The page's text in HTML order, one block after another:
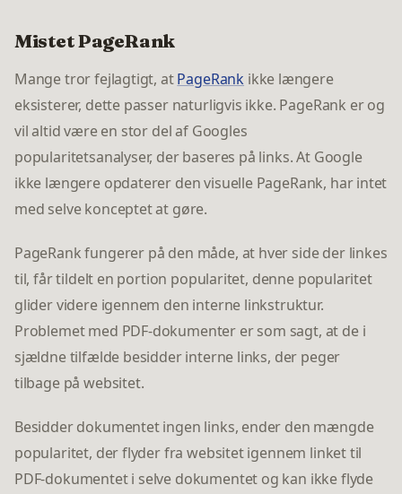
Mistet PageRank
Mange tror fejlagtigt, atPageRank ikke længere
eksisterer, dette passer naturligvis ikke. PageRank er og
vil altid være en stor del af Googles
popularitetsanalyser, der baseres på links. At Google
ikke længere opdaterer den visuelle PageRank, har intet
med selve konceptet at gøre.
PageRank fungerer på den måde, at hver side der linkes
til, får tildelt en portion popularitet, denne popularitet
glider videre igennem den interne linkstruktur.
Problemet med PDF-dokumenter er som sagt, at de i
sjældne tilfælde besidder interne links, der peger
tilbage på websitet.
Besidder dokumentet ingen links, ender den mængde
popularitet, der flyder fra websitet igennem linket til
PDF-dokumentet i selve dokumentet og kan ikke flyde